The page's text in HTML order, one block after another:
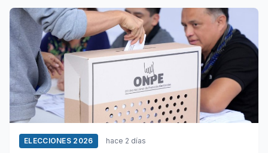
ELECCIONES 2026 hace 2 días